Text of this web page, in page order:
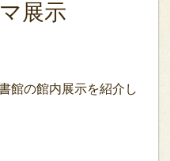
展示
館の館内展示を紹介し